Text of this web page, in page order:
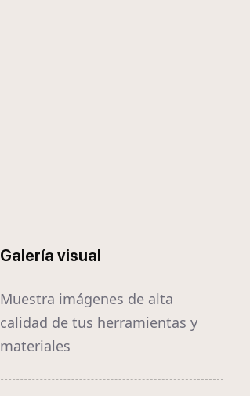
Galería visual
Muestra imágenes de alta
calidad de tus herramientas y
materiales